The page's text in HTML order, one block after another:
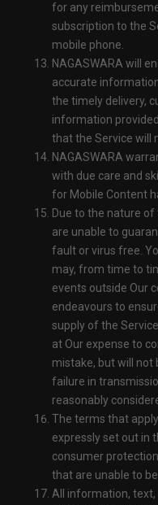
for any
subscription to the
mobile phone.
NAGASWARA will
accurate
the timely delivery,
information
that the Service will
NAGASWARA
with due care and
for Mobile Content
Due to the nature
are unable to
fault or virus free.
may, from time to
events outside Our
endeavours to
supply of the
at Our expense to
mistake, but will not
failure in
reasonably
The terms that
expressly set out in
consumer
that are unable to
All information,